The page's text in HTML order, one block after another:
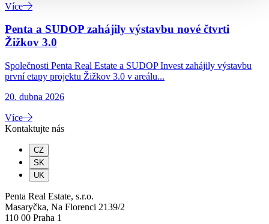
Více
Penta a SUDOP zahájily výstavbu nové čtvrti
Žižkov 3.0
Společnosti Penta Real Estate a SUDOP Invest zahájily výstavbu
první etapy projektu Žižkov 3.0 v areálu...
20. dubna 2026
Více
Kontaktujte nás
CZ
SK
UK
Penta Real Estate, s.r.o.
Masaryčka, Na Florenci 2139/2
110 00 Praha 1